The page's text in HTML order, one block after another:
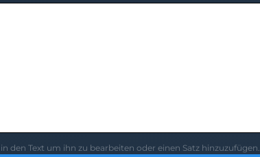
den Text um ihn zu bearbeiten oder einen Satz hinzuzufügen.